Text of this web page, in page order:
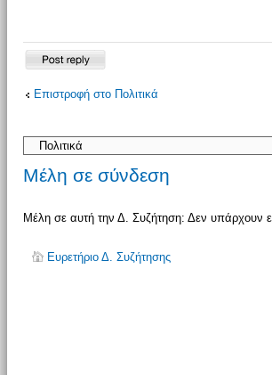
Δημιουργία
απάντησης
Επιστροφή στο Πολιτικά
Μέλη σε σύνδεση
Μέλη σε αυτή την Δ. Συζήτηση: Δεν υπάρχουν
Ευρετήριο Δ. Συζήτησης